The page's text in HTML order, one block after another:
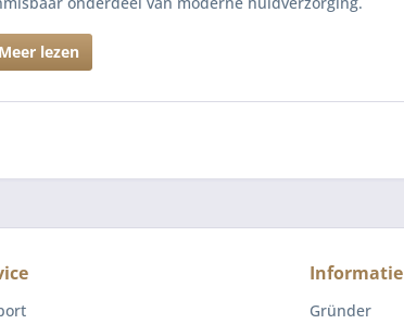
Meer lezen
Informatie
Gründer